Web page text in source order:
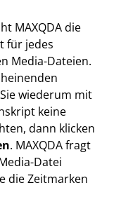
MAXQDA die
für jedes
Media-Dateien.
wiederum mit
keine
dann klicken
. MAXQDA fragt
Datei
die Zeitmarken